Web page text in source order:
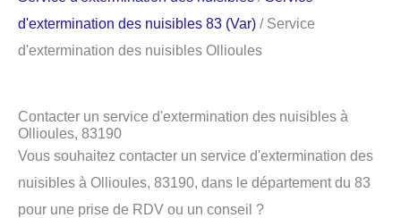
d'extermination des nuisibles 83 (Var) / Service
d'extermination des nuisibles Ollioules
Contacter un service d'extermination des nuisibles à
Ollioules, 83190
Vous souhaitez contacter un service d'extermination des
nuisibles à Ollioules, 83190, dans le département du 83
pour une prise de RDV ou un conseil ?